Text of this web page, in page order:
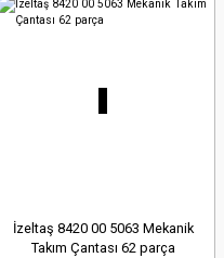
İzeltaş 8420 00 5063 Mekanik
Takım Çantası 62 parça